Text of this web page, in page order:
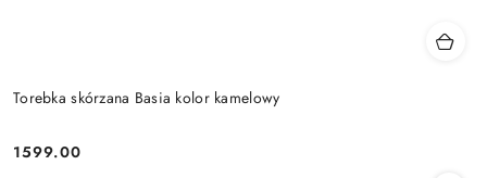
Torebka skórzana Basia kolor kamelowy
Cena:
1599.00